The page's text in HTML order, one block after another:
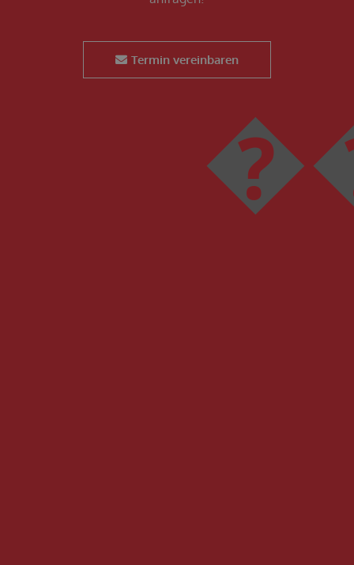
Termin vereinbaren